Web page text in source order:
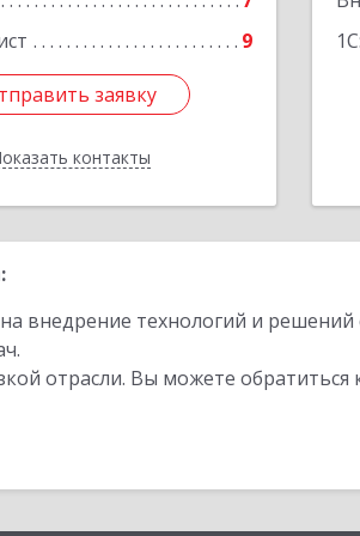
9
заявку
контакты
заявку
Назад
внедрение технологий и
отрасли. Вы можете обратиться